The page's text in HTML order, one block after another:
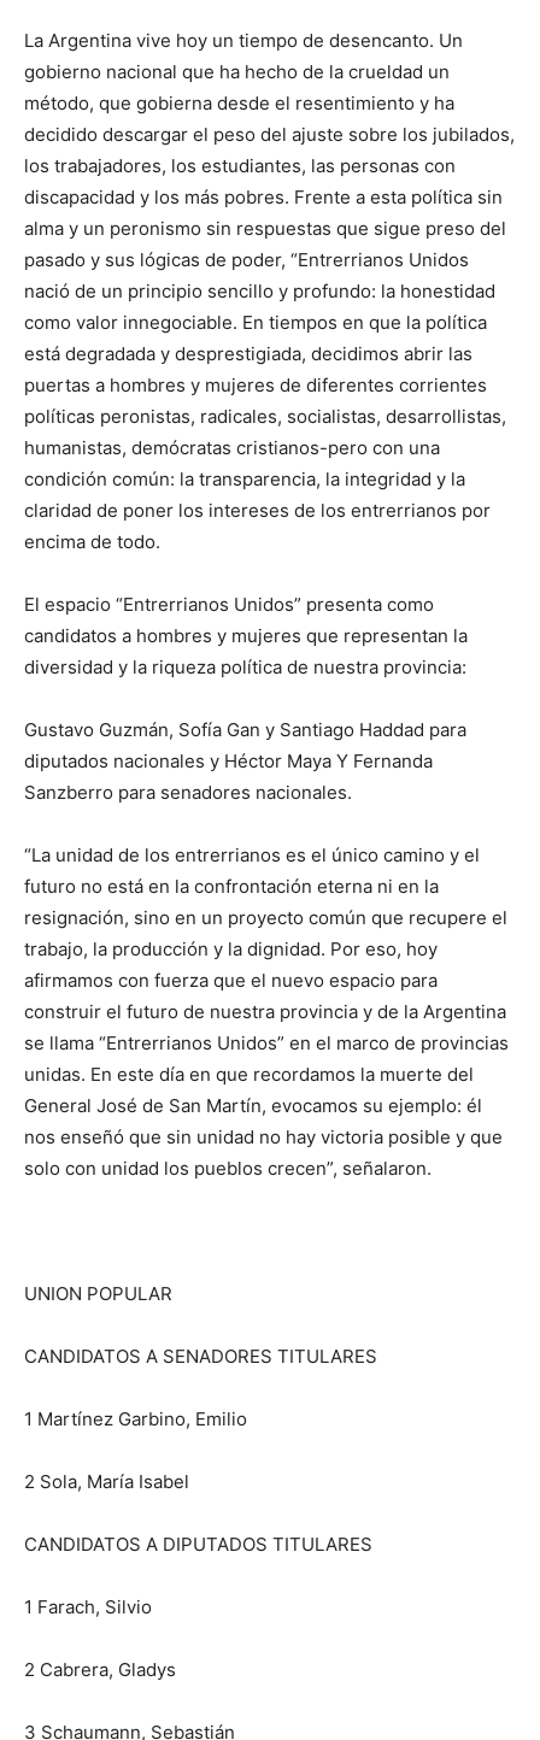
La Argentina vive hoy un tiempo de desencanto. Un
gobierno nacional que ha hecho de la crueldad un
método, que gobierna desde el resentimiento y ha
decidido descargar el peso del ajuste sobre los jubilados,
los trabajadores, los estudiantes, las personas con
discapacidad y los más pobres. Frente a esta política sin
alma y un peronismo sin respuestas que sigue preso del
pasado y sus lógicas de poder, “Entrerrianos Unidos
nació de un principio sencillo y profundo: la honestidad
como valor innegociable. En tiempos en que la política
está degradada y desprestigiada, decidimos abrir las
puertas a hombres y mujeres de diferentes corrientes
políticas peronistas, radicales, socialistas, desarrollistas,
humanistas, demócratas cristianos-pero con una
condición común: la transparencia, la integridad y la
claridad de poner los intereses de los entrerrianos por
encima de todo.
El espacio “Entrerrianos Unidos” presenta como
candidatos a hombres y mujeres que representan la
diversidad y la riqueza política de nuestra provincia:
Gustavo Guzmán, Sofía Gan y Santiago Haddad para
diputados nacionales y Héctor Maya Y Fernanda
Sanzberro para senadores nacionales.
“La unidad de los entrerrianos es el único camino y el
futuro no está en la confrontación eterna ni en la
resignación, sino en un proyecto común que recupere el
trabajo, la producción y la dignidad. Por eso, hoy
afirmamos con fuerza que el nuevo espacio para
construir el futuro de nuestra provincia y de la Argentina
se llama “Entrerrianos Unidos” en el marco de provincias
unidas. En este día en que recordamos la muerte del
General José de San Martín, evocamos su ejemplo: él
nos enseñó que sin unidad no hay victoria posible y que
solo con unidad los pueblos crecen”, señalaron.
UNION POPULAR
CANDIDATOS A SENADORES TITULARES
1 Martínez Garbino, Emilio
2 Sola, María Isabel
CANDIDATOS A DIPUTADOS TITULARES
1 Farach, Silvio
2 Cabrera, Gladys
3 Schaumann, Sebastián